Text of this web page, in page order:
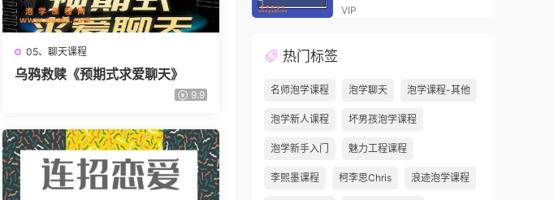
05、聊天课程
乌鸦救赎《预期式求爱聊天》
9.9
VIP
热门标签
名师泡学课程 泡学聊天 泡学课程-其他
泡学新人课程 坏男孩泡学课程
泡学新手入门 魅力工程课程
李熙墨课程 柯李思Chris 浪迹泡学课程